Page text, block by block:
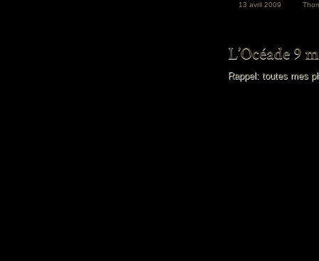
13 avril 2009
Rappel: toutes mes